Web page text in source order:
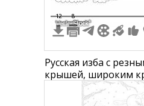
12 8
Русская изба с
крышей, широким
декоративными
перед домом